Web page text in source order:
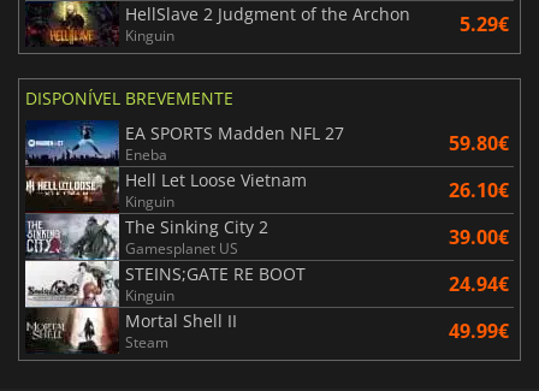
HellSlave 2 Judgment of the Archon
Kinguin 5.29€
DISPONÍVEL BREVEMENTE
EA SPORTS Madden NFL 27
Eneba 59.80€
Hell Let Loose Vietnam
Kinguin 26.10€
The Sinking City 2
Gamesplanet US 39.00€
STEINS;GATE RE BOOT
Kinguin 24.94€
Mortal Shell II
Steam 49.99€